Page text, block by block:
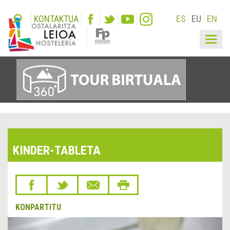
KONTAKTUA ES EU EN
KINDER-TABLETA
KONPARTITU
&lsaquo;